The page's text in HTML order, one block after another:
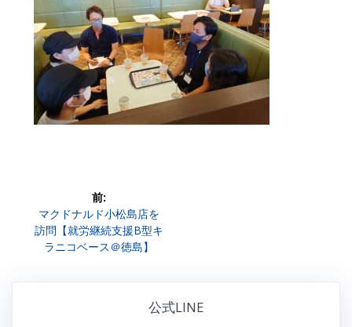
前:
前
の
投
マクドナルド小松島店を
訪問【就労継続支援B型キ
ラニコベース＠徳島】
公式LINE